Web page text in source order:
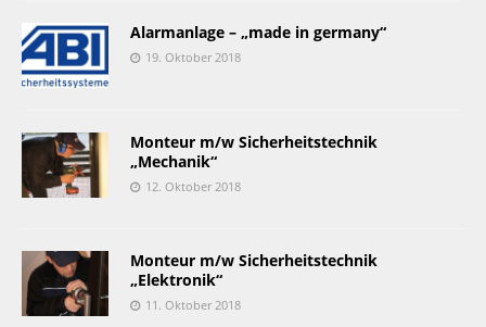
Alarmanlage – „made in germany“
19. Oktober 2018
Monteur m/w Sicherheitstechnik
„Mechanik“
12. Oktober 2018
Monteur m/w Sicherheitstechnik
„Elektronik“
11. Oktober 2018